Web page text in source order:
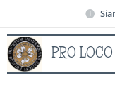
PRO
(CS)